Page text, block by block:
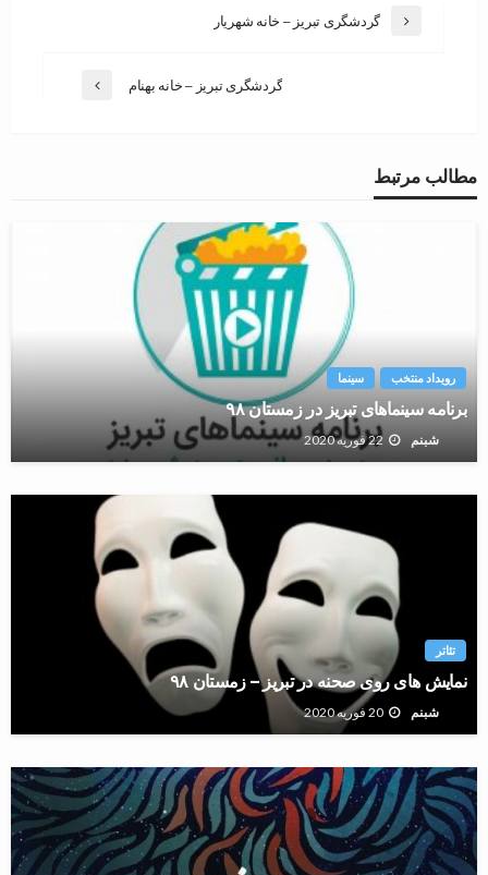
گردشگری تبریز – خانه شهریار
گردشگری تبریز – خانه بهنام
مطالب مرتبط
رویداد منتخب سینما
برنامه سینماهای تبریز در زمستان ۹۸
شبنم 22 فوریه 2020
تئاتر
نمایش های روی صحنه در تبریز – زمستان ۹۸
شبنم 20 فوریه 2020